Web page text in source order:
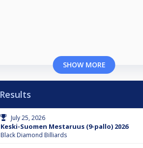
SHOW MORE
Results
July 25, 2026
Keski-Suomen Mestaruus (9-pallo) 2026
Black Diamond Billiards